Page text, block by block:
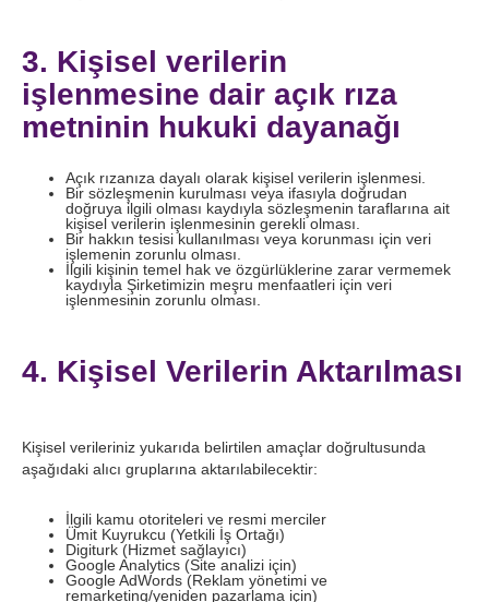
3. Kişisel verilerin
işlenmesine dair açık rıza
metninin hukuki dayanağı
Açık rızanıza dayalı olarak kişisel verilerin işlenmesi.
Bir sözleşmenin kurulması veya ifasıyla doğrudan
doğruya ilgili olması kaydıyla sözleşmenin taraflarına ait
kişisel verilerin işlenmesinin gerekli olması.
Bir hakkın tesisi kullanılması veya korunması için veri
işlemenin zorunlu olması.
İlgili kişinin temel hak ve özgürlüklerine zarar vermemek
kaydıyla Şirketimizin meşru menfaatleri için veri
işlenmesinin zorunlu olması.
4. Kişisel Verilerin Aktarılması
Kişisel verileriniz yukarıda belirtilen amaçlar doğrultusunda
aşağıdaki alıcı gruplarına aktarılabilecektir:
İlgili kamu otoriteleri ve resmi merciler
Ümit Kuyrukcu (Yetkili İş Ortağı)
Digiturk (Hizmet sağlayıcı)
Google Analytics (Site analizi için)
Google AdWords (Reklam yönetimi ve
remarketing/yeniden pazarlama için)